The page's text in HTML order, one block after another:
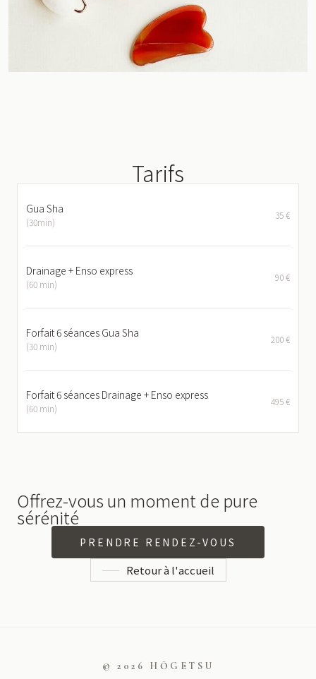
Tarifs
Gua Sha
(30min)
35 €
Drainage + Enso express
(60 min)
90 €
Forfait 6 séances Gua Sha
(30 min)
200 €
Forfait 6 séances Drainage + Enso express
(60 min)
495 €
Offrez-vous un moment de pure
sérénité
PRENDRE RENDEZ-VOUS
Retour à l'accueil
© 2026 HŌGETSU